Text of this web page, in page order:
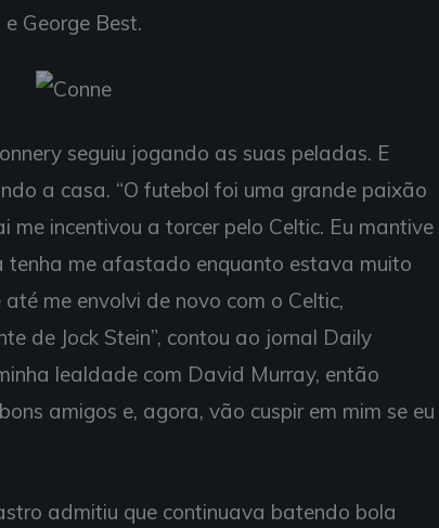
George Best.
seguiu jogando as suas peladas. E
a casa. “O futebol foi uma grande paixão
me incentivou a torcer pelo Celtic. Eu mantive
tenha me afastado enquanto estava muito
me envolvi de novo com o Celtic,
de Jock Stein”, contou ao jornal Daily
lealdade com David Murray, então
amigos e, agora, vão cuspir em mim se eu
admitiu que continuava batendo bola